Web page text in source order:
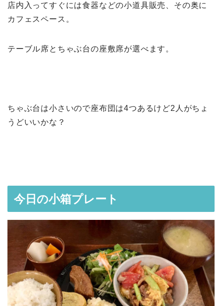
店内入ってすぐには食器などの小道具販売、その奥に
カフェスペース。
テーブル席とちゃぶ台の座敷席が選べます。
ちゃぶ台は小さいので座布団は4つあるけど2人がちょ
うどいいかな？
今日の小箱プレート